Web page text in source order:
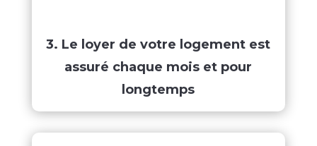
3. Le loyer de votre logement est
assuré chaque mois et pour
longtemps